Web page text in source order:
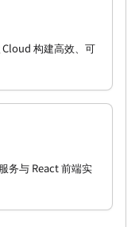
构建高效、可
务与 React 前端实